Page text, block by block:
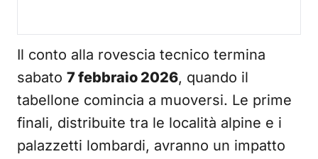
Il conto alla rovescia tecnico termina
sabato 7 febbraio 2026, quando il
tabellone comincia a muoversi. Le prime
finali, distribuite tra le località alpine e i
palazzetti lombardi, avranno un impatto